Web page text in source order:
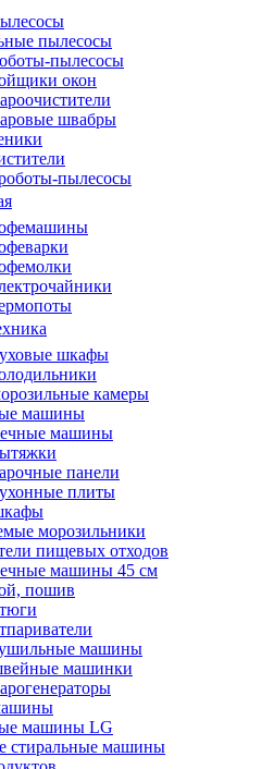
пылесосы
пылесосы
окон
швабры
пылесосы
шкафы
камеры
машины
машины
панели
плиты
морозильники
пищевых отходов
машины 45 см
пошив
машины
машинки
машины LG
стиральные машины